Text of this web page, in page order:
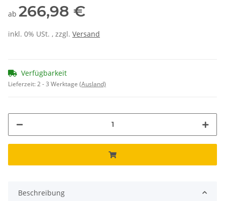
ab 266,98 €
inkl. 0% USt. , zzgl. Versand
Verfügbarkeit
Lieferzeit:2 - 3 Werktage (Ausland)
Beschreibung